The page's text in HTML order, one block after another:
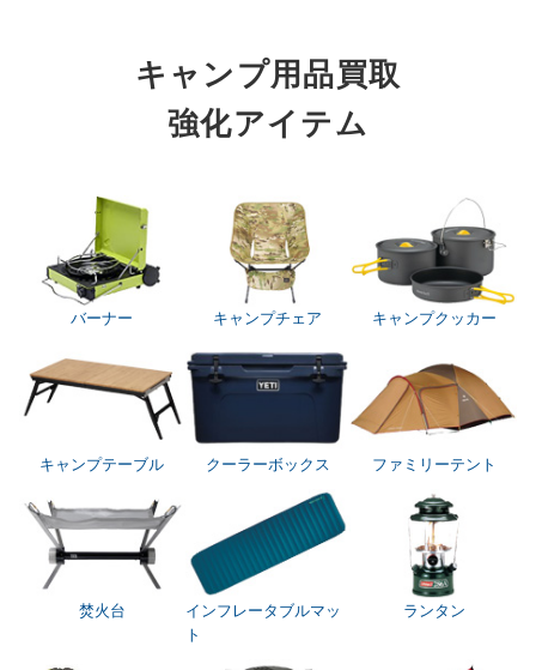
キャンプ用品買取
強化アイテム
バーナー キャンプチェア キャンプクッカー
キャンプテーブル クーラーボックス ファミリーテント
焚火台
インフレータブルマッ
ト
ランタン